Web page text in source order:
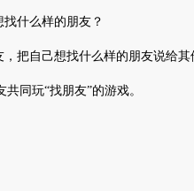
什么样的朋友？
自己想找什么样的朋友说给其
同玩“找朋友”的游戏。